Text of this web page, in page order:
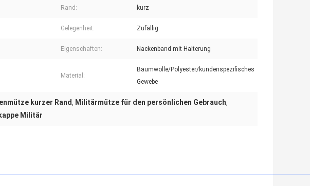
Rand: kurz
Gelegenheit: Zufällig
Eigenschaften: Nackenband mit Halterung
Material:
Baumwolle/Polyester/kundenspezifisches
Gewebe
kurzer Rand, Militärmütze für den persönlichen Gebrauch,
Militär